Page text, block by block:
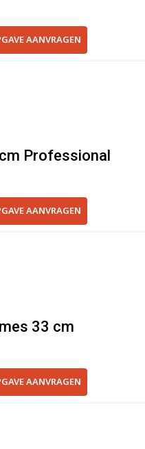
AANVRAGEN
Professional
AANVRAGEN
33 cm
AANVRAGEN